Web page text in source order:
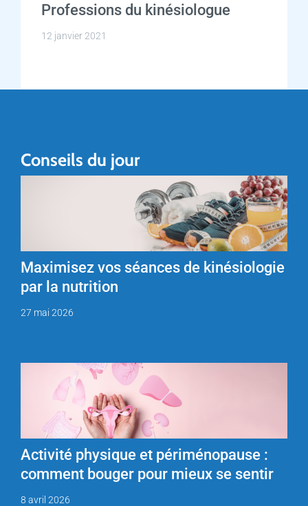
Professions du kinésiologue
12 janvier 2021
Conseils du jour
Maximisez vos séances de kinésiologie
par la nutrition
27 mai 2026
Activité physique et périménopause :
comment bouger pour mieux se sentir
8 avril 2026